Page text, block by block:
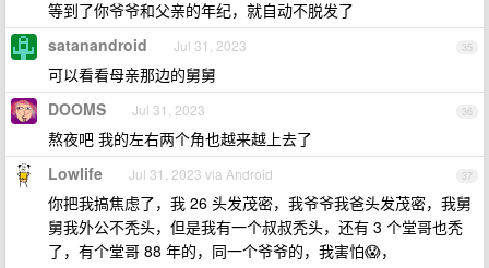
等到了你爷爷和父亲的年纪，就自动不脱发了
35
satanandroid Jul 31, 2023
可以看看母亲那边的舅舅
36
DOOMS Jul 31, 2023
熬夜吧 我的左右两个角也越来越上去了
37
Lowlife Jul 31, 2023 via Android
你把我搞焦虑了，我 26 头发茂密，我爷爷我爸头发茂密，我舅
舅我外公不秃头，但是我有一个叔叔秃头，还有 3 个堂哥也秃
了，有个堂哥 88 年的，同一个爷爷的，我害怕😱，